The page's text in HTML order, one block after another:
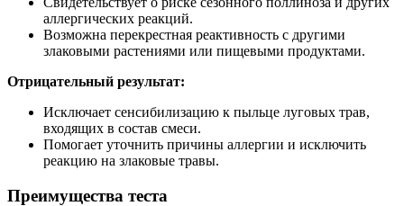
аллергических реакций.
Возможна перекрестная реактивность с другими
злаковыми растениями или пищевыми продуктами.
Отрицательный результат:
Исключает сенсибилизацию к пыльце луговых трав,
входящих в состав смеси.
Помогает уточнить причины аллергии и исключить
реакцию на злаковые травы.
Преимущества теста